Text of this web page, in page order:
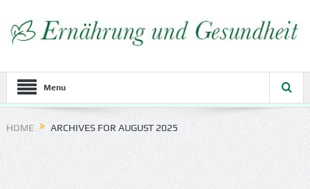
Menu
HOME ARCHIVES FOR AUGUST 2025